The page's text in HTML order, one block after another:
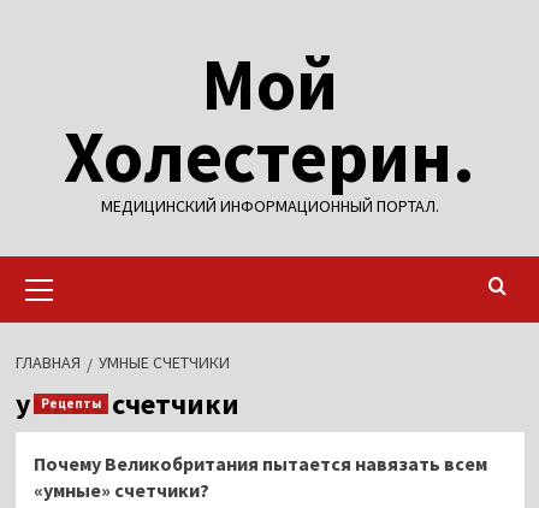
Мой
Холестерин.
МЕДИЦИНСКИЙ ИНФОРМАЦИОННЫЙ ПОРТАЛ.
меню
ГЛАВНАЯ УМНЫЕ СЧЕТЧИКИ
умные счетчики
Рецепты
Почему Великобритания пытается навязать всем
«умные» счетчики?